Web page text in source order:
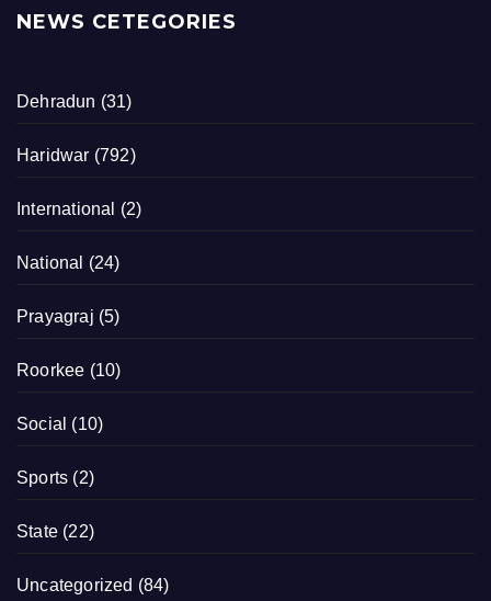
NEWS CETEGORIES
Dehradun (31)
Haridwar (792)
International (2)
National (24)
Prayagraj (5)
Roorkee (10)
Social (10)
Sports (2)
State (22)
Uncategorized (84)